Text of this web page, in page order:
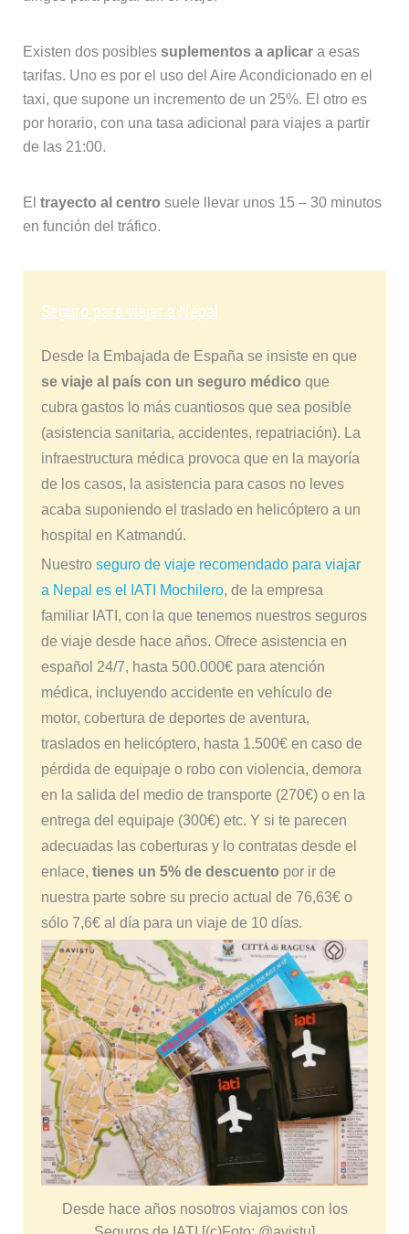
Existen dos posibles suplementos a aplicara esas
tarifas. Uno es por el uso del Aire Acondicionado en el
taxi, que supone un incremento de un 25%. El otro es
por horario, con una tasa adicional para viajes a partir
de las 21:00.
El trayecto al centro suele llevar unos 15 – 30 minutos
en función del tráfico.
Seguro para viajar a Nepal
Desde la Embajada de España se insiste en que
se viaje al país con un seguro médico que
cubra gastos lo más cuantiosos que sea posible
(asistencia sanitaria, accidentes, repatriación). La
infraestructura médica provoca que en la mayoría
de los casos, la asistencia para casos no leves
acaba suponiendo el traslado en helicóptero a un
hospital en Katmandú.
Nuestro seguro de viaje recomendado para viajar
a Nepal es el IATI Mochilero, de la empresa
familiar IATI, con la que tenemos nuestros seguros
de viaje desde hace años. Ofrece asistencia en
español 24/7, hasta 500.000€ para atención
médica, incluyendo accidente en vehículo de
motor, cobertura de deportes de aventura,
traslados en helicóptero, hasta 1.500€ en caso de
pérdida de equipaje o robo con violencia, demora
en la salida del medio de transporte (270€) o en la
entrega del equipaje (300€) etc. Y si te parecen
adecuadas las coberturas y lo contratas desde el
enlace, tienes un 5% de descuento por ir de
nuestra parte sobre su precio actual de 76,63€ o
sólo 7,6€ al día para un viaje de 10 días.
Desde hace años nosotros viajamos con los